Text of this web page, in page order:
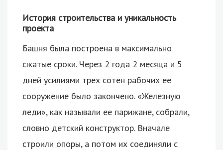
История строительства и уникальность
проекта
Башня была построена в максимально
сжатые сроки. Через 2 года 2 месяца и 5
дней усилиями трех сотен рабочих ее
сооружение было закончено. «Железную
леди», как называли ее парижане, собрали,
словно детский конструктор. Вначале
строили опоры, а потом их соединяли с